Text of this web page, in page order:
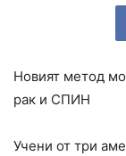
Новият метод
рак и СПИН
Учени от три